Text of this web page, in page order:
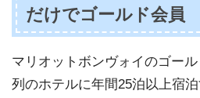
だけでゴールド会員
マリオットボンヴォイのゴー
列のホテルに年間25泊以上宿